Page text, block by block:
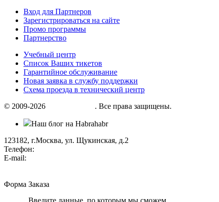
Вход для Партнеров
Зарегистрироваться на сайте
Промо программы
Партнерство
Учебный центр
Список Ваших тикетов
Гарантийное обслуживание
Новая заявка в службу поддержки
Схема проезда в технический центр
© 2009-2026
. Все права защищены.
Наш блог на Habrahabr
123182, г.Москва, ул. Щукинская, д.2
Телефон:
E-mail:
Форма Заказа